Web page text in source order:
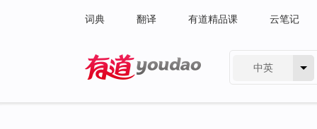
词典 翻译 有道精品课 云笔记
中英